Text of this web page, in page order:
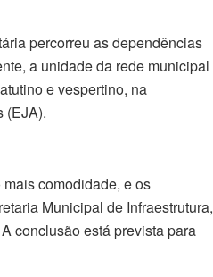
percorreu as dependências
a unidade da rede municipal
e vespertino, na
(EJA).
comodidade, e os
Municipal de Infraestrutura,
conclusão está prevista para